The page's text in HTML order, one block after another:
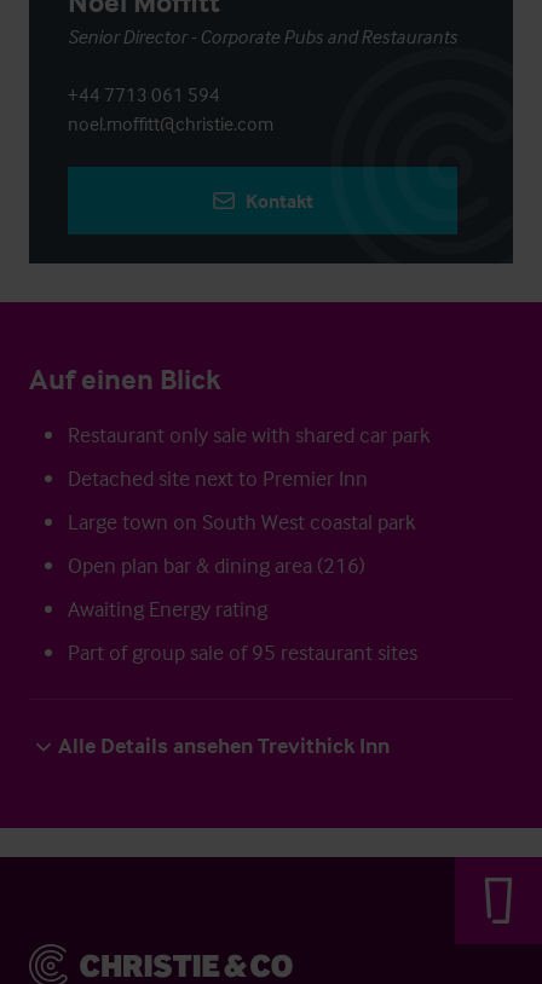
Senior Director - Corporate Pubs and Restaurants
+44 7713 061 594
noel.moffitt@christie.com
Kontakt
Auf einen Blick
Restaurant only sale with shared car park
Detached site next to Premier Inn
Large town on South West coastal park
Open plan bar & dining area (216)
Awaiting Energy rating
Part of group sale of 95 restaurant sites
Alle Details ansehen Trevithick Inn